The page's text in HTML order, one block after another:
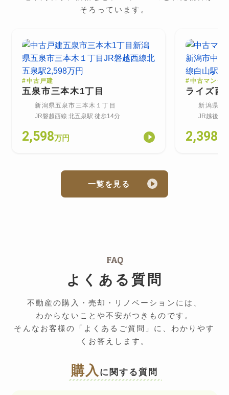
そろっています。
#中古戸建
五泉市三本木1丁目
新潟県五泉市三本木１丁目
JR磐越西線北五泉駅 徒歩14分
2,598万円
#中古マンシ
ライズ西
新潟県新
JR越後線
2,398
一覧を見る
FAQ
よくある質問
不動産の購入・売却・リノベーションには、
わからないことや不安がつきものです。
そんなお客様の「よくあるご質問」に、わかりやす
くお答えします。
購入 に関する質問